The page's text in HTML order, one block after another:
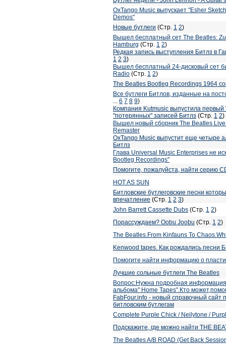
OxTango Music выпускает "Esher
Demos"
Новые бутлеги (Стр. 1 2)
Вышел бесплатный сет The Beatles:
Hamburg (Стр. 1 2)
Редкая запись выступления Битлз в
1 2 3)
Вышел бесплатный 24-дисковый сет
Radio (Стр. 1 2)
The Beatles Bootleg Recordings 1964
Все бутлеги Битлов, изданные на
6 7 8 9)
Компания Kutmusic выпустила первый
"потерянных" записей Битлз (Стр. 1 2)
Вышел новый сборник The Beatles
Remaster
OxTango Music выпустит еще четыре
Битлз
Глава Universal Music Enterprises не
Bootleg Recordings"
Помогите, пожалуйста, найти серию
HOT AS SUN
Битловские бутлеговские песни
впечатление (Стр. 1 2 3)
John Barrett Cassette Dubs (Стр. 1 2)
Порассуждаем? Oobu Joobu (Стр. 1 2)
The Beatles.From Kinfauns To
Kenwood tapes. Как рождались песни
Помогите найти информацию о
Лучшие сольные бутлеги The Beatles
Вопрос:Нужна подробная
альбома'' Home Tapes".Кто
FabFour.info - новый справочный
битловским бутлегам
Complete Purple Chick / Neilytone /
Подскажите, где можно найти THE
The Beatles A/B ROAD (Get Back